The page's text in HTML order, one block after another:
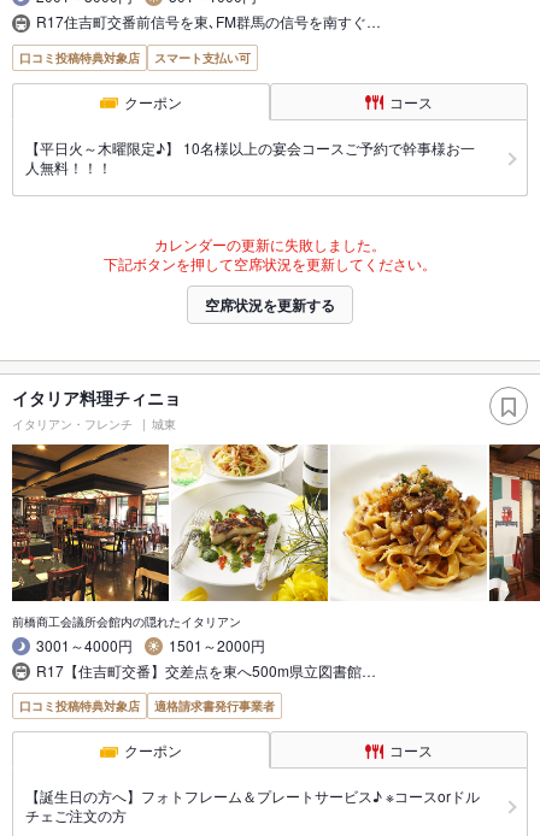
R17住吉町交番前信号を東､FM群馬の信号を南すぐ…
口コミ投稿特典対象店 スマート支払い可
クーポン コース
【平日火～木曜限定♪】 10名様以上の宴会コースご予約で幹事様お一
人無料！！！
カレンダーの更新に失敗しました。
下記ボタンを押して空席状況を更新してください。
空席状況を更新する
イタリア料理チィニョ
イタリアン・フレンチ 城東
前橋商工会議所会館内の隠れたイタリアン
3001～4000円
1501～2000円
R17【住吉町交番】交差点を東へ500m県立図書館…
口コミ投稿特典対象店 適格請求書発行事業者
クーポン コース
【誕生日の方へ】フォトフレーム＆プレートサービス♪ ※コースorドル
チェご注文の方